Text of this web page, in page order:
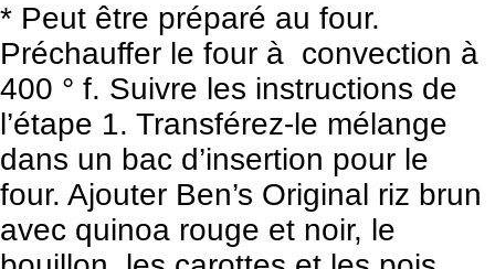
* Peut être préparé au four.
Préchauffer le four à convection à
400 ° f. Suivre les instructions de
l’étape 1. Transférez-le mélange
dans un bac d’insertion pour le
four. Ajouter Ben’s Original riz brun
avec quinoa rouge et noir, le